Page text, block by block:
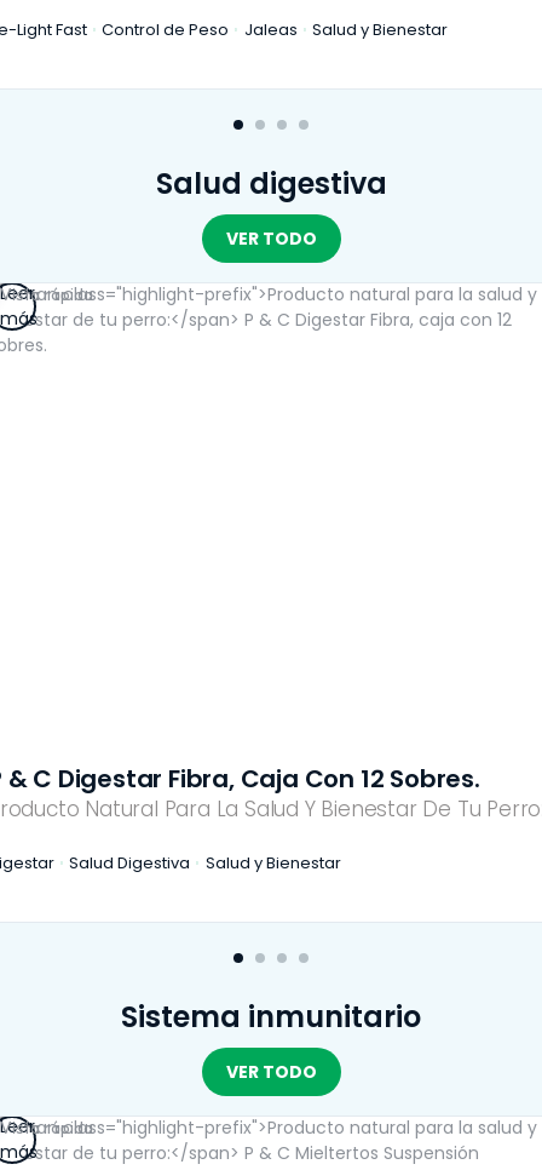
Light Fast Control de Peso Jaleas Salud y Bienestar
Salud digestiva
VER TODO
Vista rápida
Natural Para La Salud Y Bienestar De Tu
& C Digestar Fibra, Caja Con 12 Sobres.
Salud Digestiva Salud y Bienestar
Leer
más
Sistema inmunitario
VER TODO
Vista rápida
Leer
más